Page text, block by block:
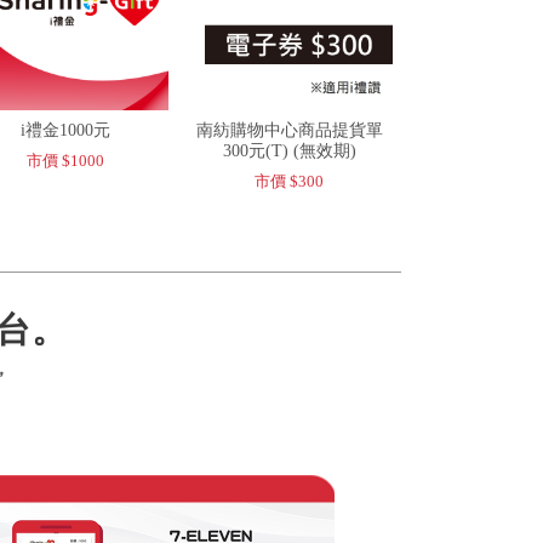
i禮金1000元
市價 $1000
南紡購物中心商品提貨單
300元(T) (無效期)
市價 $300
。